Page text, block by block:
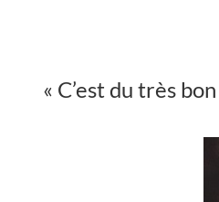
« C’est du très